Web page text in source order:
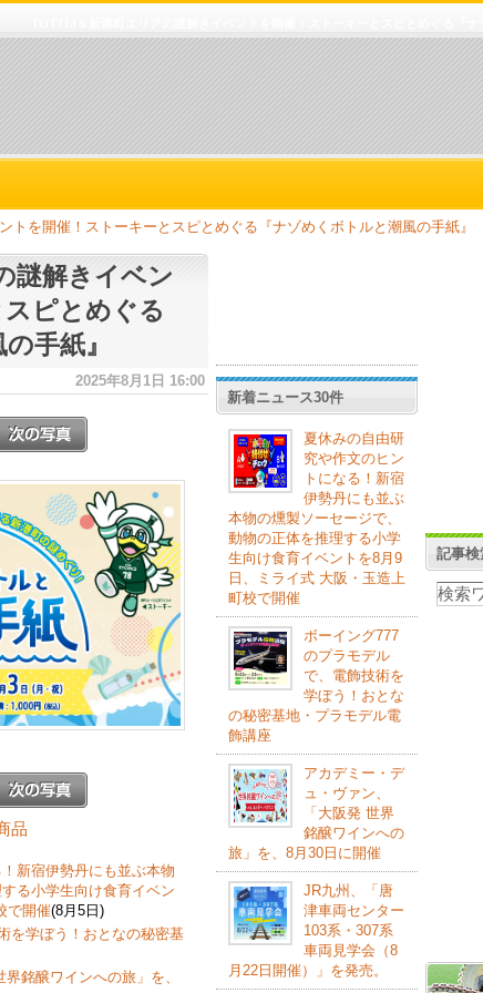
トを開催！ストーキーとスピとめぐる『ナゾめくボトルと潮風の手紙』
謎解きイベン
ピとめぐる
手紙』
2025年8月1日 16:00
品
新宿伊勢丹にも並ぶ本物
る小学生向け食育イベン
で開催(8月5日)
を学ぼう！おとなの秘密基
銘醸ワインへの旅」を、
新着ニュース30件
夏休みの自由研
究や作文のヒン
トになる！新宿
伊勢丹にも並ぶ
本物の燻製ソーセージで、
動物の正体を推理する小学
生向け食育イベントを8月9
日、ミライ式 大阪・玉造上
町校で開催
ボーイング777
のプラモデル
で、電飾技術を
学ぼう！おとな
の秘密基地・プラモデル電
飾講座
アカデミー・デ
ュ・ヴァン、
「大阪発 世界
銘醸ワインへの
旅」を、8月30日に開催
JR九州、「唐
津車両センター
103系・307系
車両見学会（8
月22日開催）」を発売。
記事検